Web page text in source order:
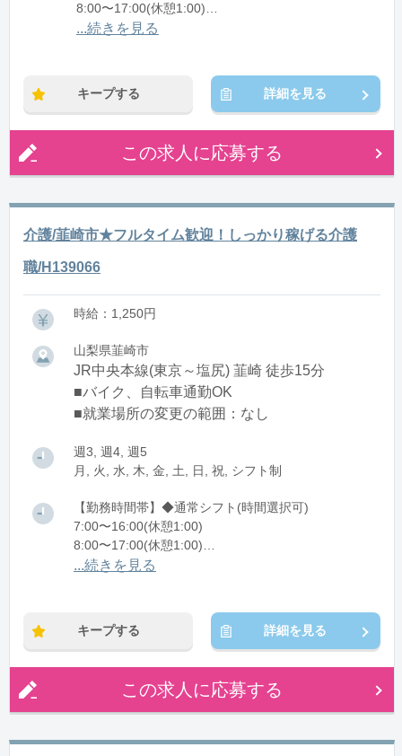
8:00〜17:00(休憩1:00)
12:00〜21:00(休憩1:00)
...続きを見る
キープする 詳細を見る
この求人に応募する
介護/韮崎市★フルタイム歓迎！しっかり稼げる介護
職/H139066
時給：1,250円
山梨県韮崎市
JR中央本線(東京～塩尻) 韮崎 徒歩15分
■バイク、自転車通勤OK
■就業場所の変更の範囲：なし
週3, 週4, 週5
月, 火, 水, 木, 金, 土, 日, 祝, シフト制
【勤務時間帯】◆通常シフト(時間選択可)
7:00〜16:00(休憩1:00)
8:00〜17:00(休憩1:00)
12:00〜21:00(休憩1:00)
...続きを見る
キープする 詳細を見る
この求人に応募する